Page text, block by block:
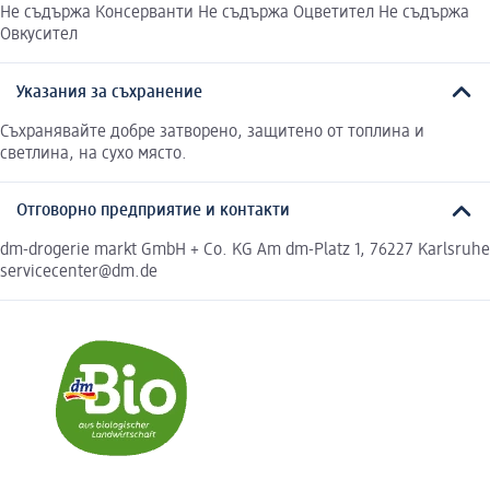
Не съдържа Консерванти Не съдържа Оцветител Не съдържа
Овкусител
Указания за съхранение
Съхранявайте добре затворено, защитено от топлина и
светлина, на сухо място.
Отговорно предприятие и контакти
dm-drogerie markt GmbH + Co. KG Am dm-Platz 1, 76227 Karlsruhe
servicecenter@dm.de